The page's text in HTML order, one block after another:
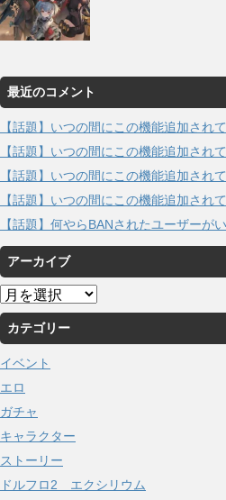
最近のコメント
【話題】いつの間にこの機能追加され
【話題】いつの間にこの機能追加され
【話題】いつの間にこの機能追加され
【話題】いつの間にこの機能追加され
【話題】何やらBANされたユーザーが
アーカイブ
ア
ー
カ
イ
ブ
カテゴリー
イベント
エロ
ガチャ
キャラクター
ストーリー
ドルフロ2 エクシリウム